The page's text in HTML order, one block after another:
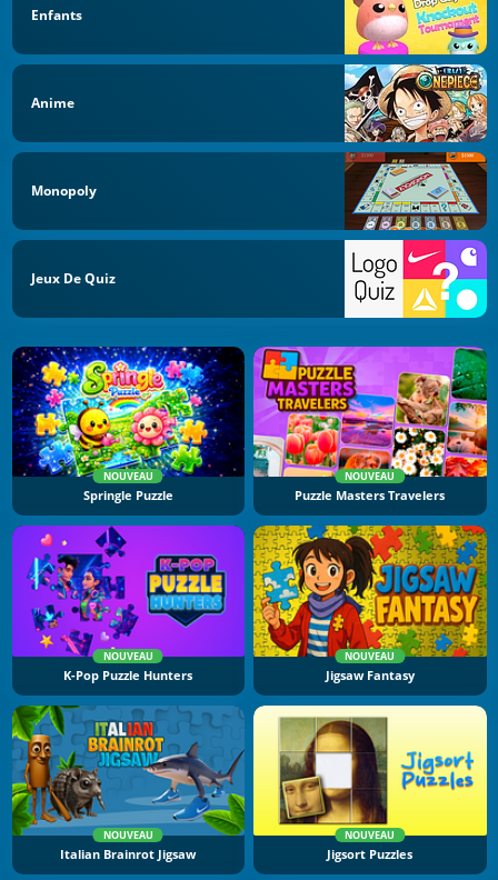
Enfants
Anime
Monopoly
Jeux De Quiz
NOUVEAU
Springle Puzzle
NOUVEAU
Puzzle Masters Travelers
NOUVEAU
K-Pop Puzzle Hunters
NOUVEAU
Jigsaw Fantasy
NOUVEAU
Italian Brainrot Jigsaw
NOUVEAU
Jigsort Puzzles